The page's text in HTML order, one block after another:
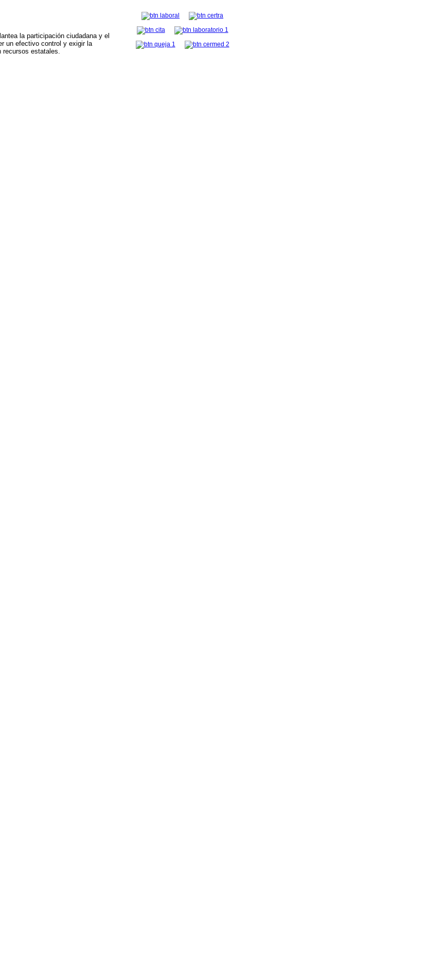
la participación ciudadana y el
un efectivo control y exigir la
estatales.